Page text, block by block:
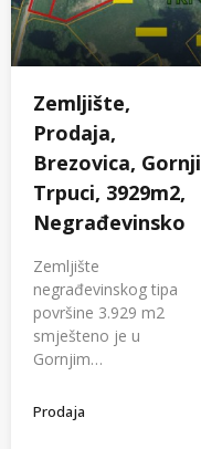
Zemljište,
Prodaja,
Brezovica, Gornji
Trpuci, 3929m2,
Negrađevinsko
Zemljište
negrađevinskog tipa
površine 3.929 m2
smješteno je u
Gornjim…
Prodaja